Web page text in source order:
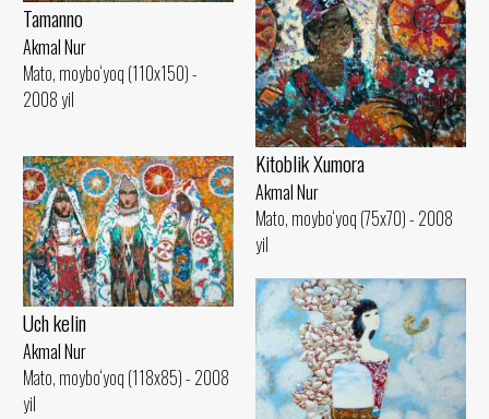
Tamanno
Akmal Nur
Mato, moybo‘yoq (110x150) -
2008 yil
Kitoblik Xumora
Akmal Nur
Mato, moybo‘yoq (75x70) - 2008
yil
Uch kelin
Akmal Nur
Mato, moybo‘yoq (118x85) - 2008
yil